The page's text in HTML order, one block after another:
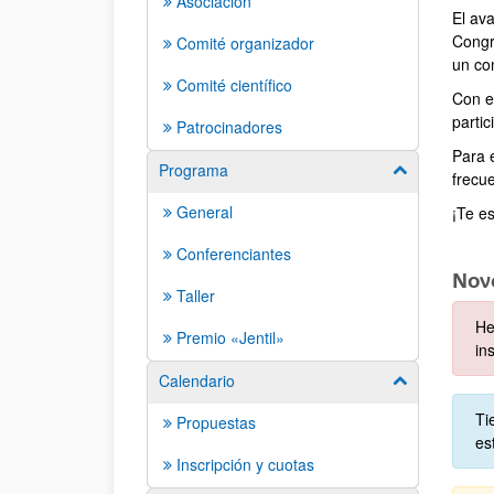
Comité organizador
Comité científico
Patrocinadores
Programa
Mostrar/
General
Conferenciantes
Taller
Premio «Jentil»
Calendario
Mostrar/
Propuestas
Inscripción y cuotas
El
un
Con
Para
¡Te